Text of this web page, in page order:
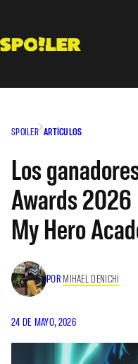
contenido
SPOILER ARTÍCULOS
Los
Awards
My Hero
POR MIHAEL DENICHI
24 DE MAYO, 2026